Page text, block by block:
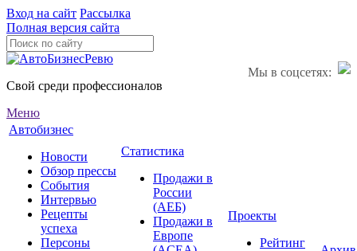
Вход на сайт Рассылка
Полная версия сайта
Мы в соцсетях:
Свой среди профессионалов
Меню
Автобизнес
Новости
Обзор прессы
События
Интервью
Рецепты
успеха
Персоны
Статистика
Продажи в
России
(АЕБ)
Продажи в
Европе
Проекты
Рейтинг